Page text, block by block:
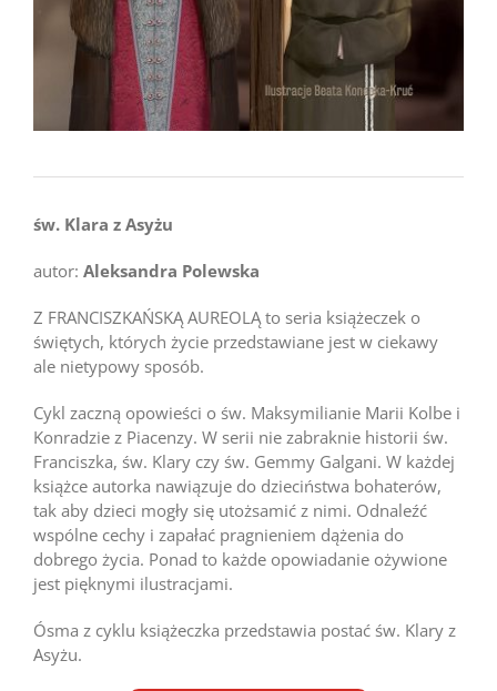
św. Klara z Asyżu
autor: Aleksandra Polewska
Z FRANCISZKAŃSKĄ AUREOLĄ to seria książeczek o
świętych, których życie przedstawiane jest w ciekawy
ale nietypowy sposób.
Cykl zaczną opowieści o św. Maksymilianie Marii Kolbe i
Konradzie z Piacenzy. W serii nie zabraknie historii św.
Franciszka, św. Klary czy św. Gemmy Galgani. W każdej
książce autorka nawiązuje do dzieciństwa bohaterów,
tak aby dzieci mogły się utożsamić z nimi. Odnaleźć
wspólne cechy i zapałać pragnieniem dążenia do
dobrego życia. Ponad to każde opowiadanie ożywione
jest pięknymi ilustracjami.
Ósma z cyklu książeczka przedstawia postać św. Klary z
Asyżu.